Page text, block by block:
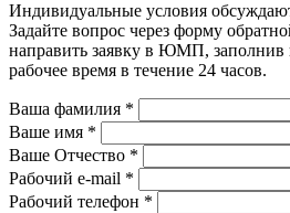
Индивидуальные условия
Задайте вопрос через форму
направить заявку в ЮМП,
рабочее время в течение 24 часов.
Ваша фамилия *
Ваше имя *
Ваше Отчество *
Рабочий e-mail *
Рабочий телефон *